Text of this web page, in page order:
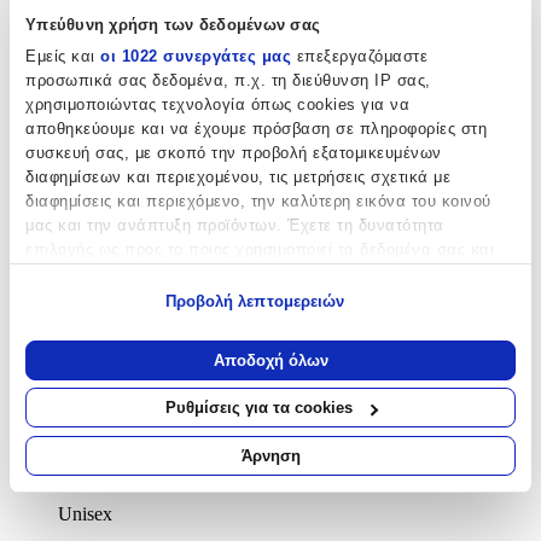
Υπεύθυνη χρήση των δεδομένων σας
Εμείς και οι 1022 συνεργάτες μας επεξεργαζόμαστε
προσωπικά σας δεδομένα, π.χ. τη διεύθυνση IP σας,
χρησιμοποιώντας τεχνολογία όπως cookies για να
αποθηκεύουμε και να έχουμε πρόσβαση σε πληροφορίες στη
συσκευή σας, με σκοπό την προβολή εξατομικευμένων
διαφημίσεων και περιεχομένου, τις μετρήσεις σχετικά με
διαφημίσεις και περιεχόμενο, την καλύτερη εικόνα του κοινού
μας και την ανάπτυξη προϊόντων. Έχετε τη δυνατότητα
Να συλλέξουμε πληροφορίες σχετικά με τη γεωγραφική
σας τοποθεσία, οι οποίες μπορεί να είναι ακριβείς σε
απόσταση μερικών μέτρων
Να αναγνωρίσουμε τη συσκευή σας σαρώνοντας ενεργά
για συγκεκριμένα χαρακτηριστικά (δακτυλικό αποτύπωμα)
Μάθετε περισσότερα σχετικά με τον τρόπο επεξεργασίας των
προσωπικών σας δεδομένων και καθορίστε τις προτιμήσεις σας
στηνενότητα “Λεπτομέρειες”
Προβολή λεπτομερειών
Αποδοχή όλων
Ρυθμίσεις για τα cookies
Άρνηση
Goldsmith
Βασικά Χαρακτηριστικά
Υλικό:
Χρυσό
Καράτια:
Επιχρυσωμένη:
Όχι
Φύλο:
Unisex